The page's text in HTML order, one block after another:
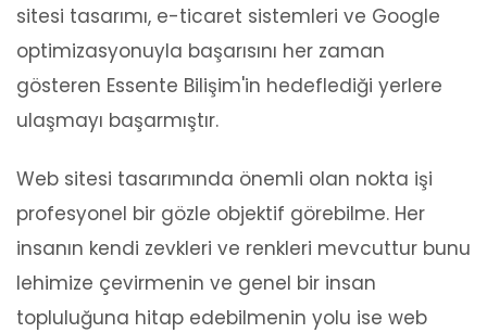
sitesi tasarımı, e-ticaret sistemleri ve Google
optimizasyonuyla başarısını her zaman
gösteren Essente Bilişim'in hedeflediği yerlere
ulaşmayı başarmıştır.
Web sitesi tasarımında önemli olan nokta işi
profesyonel bir gözle objektif görebilme. Her
insanın kendi zevkleri ve renkleri mevcuttur bunu
lehimize çevirmenin ve genel bir insan
topluluğuna hitap edebilmenin yolu ise web